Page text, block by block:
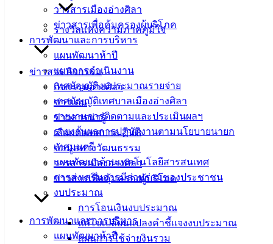
วารสารเมืองอ่างศิลา
ข่าวสารเพื่อคุ้มครองผู้บริโภค
การพัฒนาและการบริหาร
แผนพัฒนาห้าปี
แผนการดำเนินงาน
เทศบัญญัติงบประมาณรายจ่าย
เทศบัญญัติเทศบาลเมืองอ่างศิลา
รายงานการติดตามและประเมินผลฯ
รายงานผลการปฏิบัติงานตามนโยบายนายก
เทศมนตรี
แผนพัฒนาด้านเทคโนโลยีสารสนเทศ
การส่งเสริมการมีส่วนร่วมของประชาชน
งบประมาณ
การโอนเงินงบประมาณ
แก้ไขเปลี่ยนแปลงคำชี้แจงงบประมาณ
แผนการใช้จ่ายงินรวม
รางวัลแห่งความภาคภูมิใจ
ข่าวสาร กิจกรรม
กิจกรรมอ่างศิลา
ข่าวเด่น
ข่าวสารน่ารู้
เลือกตั้งเทศบาล 2568
ข้อมูลทางวัฒนธรรม
วารสารเมืองอ่างศิลา
ข่าวสารเพื่อคุ้มครองผู้บริโภค
การพัฒนาและการบริหาร
แผนพัฒนาห้าปี